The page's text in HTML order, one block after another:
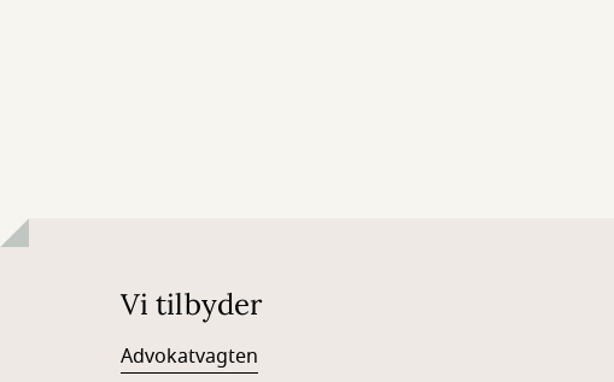
Vi tilbyder
Advokatvagten